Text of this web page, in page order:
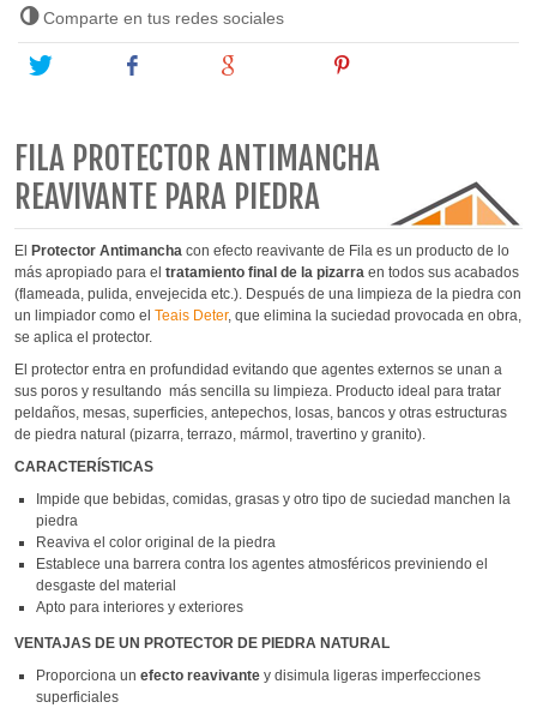
Comparte en tus redes sociales
Tweet
FILA PROTECTOR ANTIMANCHA
REAVIVANTE PARA PIEDRA
El Protector Antimancha con efecto reavivante de Fila es un producto de lo
más apropiado para el tratamiento final de la pizarra en todos sus acabados
(flameada, pulida, envejecida etc.). Después de una limpieza de la piedra con
un limpiador como el Teais Deter, que elimina la suciedad provocada en obra,
se aplica el protector.
El protector entra en profundidad evitando que agentes externos se unan a
sus poros y resultando más sencilla su limpieza. Producto ideal para tratar
peldaños, mesas, superficies, antepechos, losas, bancos y otras estructuras
de piedra natural (pizarra, terrazo, mármol, travertino y granito).
CARACTERÍSTICAS
Impide que bebidas, comidas, grasas y otro tipo de suciedad manchen la
piedra
Reaviva el color original de la piedra
Establece una barrera contra los agentes atmosféricos previniendo el
desgaste del material
Apto para interiores y exteriores
VENTAJAS DE UN PROTECTOR DE PIEDRA NATURAL
Proporciona un efecto reavivante y disimula ligeras imperfecciones
superficiales